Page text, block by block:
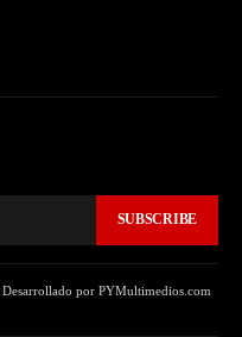
SUBSCRIBE
por PYMultimedios.com